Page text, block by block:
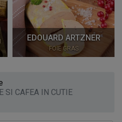
EDOUARD ARTZNER
FOIE GRAS
SI CAFEA IN CUTIE